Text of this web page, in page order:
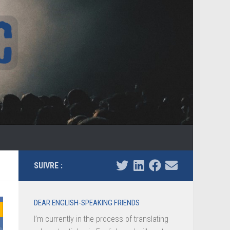
SUIVRE :
DEAR ENGLISH-SPEAKING FRIENDS
I’m currently in the process of translating